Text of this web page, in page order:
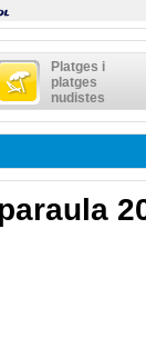
Platges i
platges
nudistes